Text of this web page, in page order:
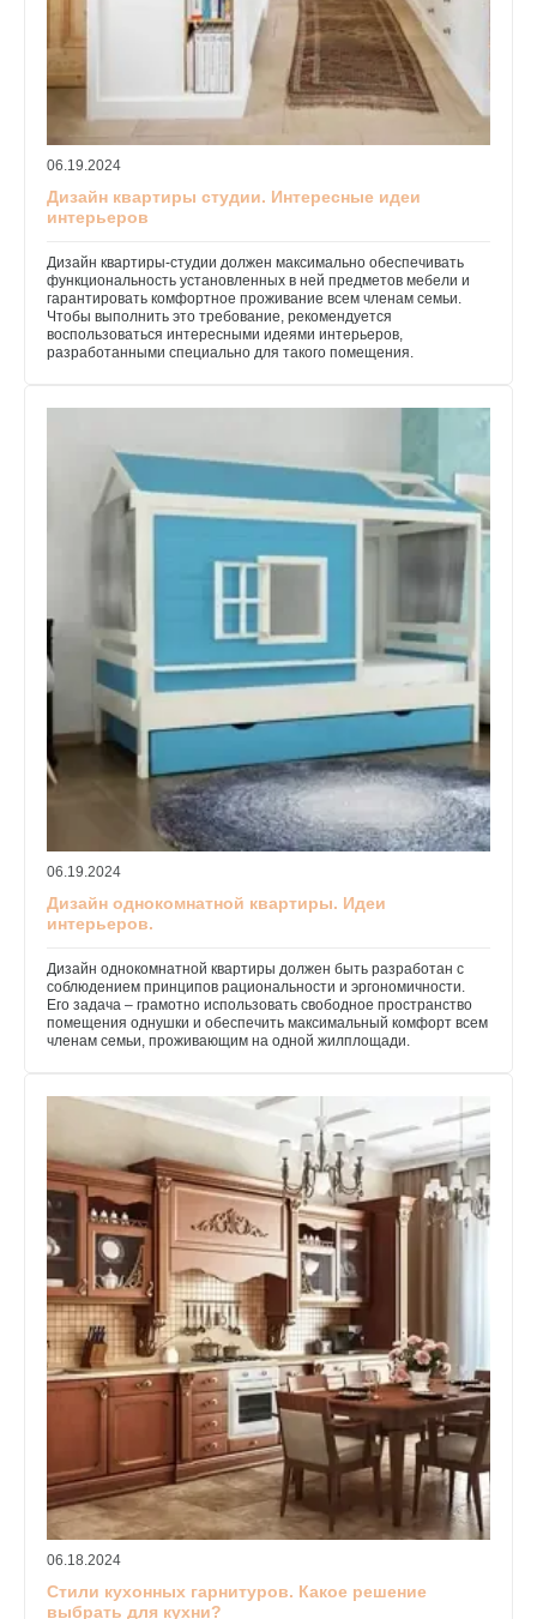
06.19.2024
Дизайн квартиры студии. Интересные идеи
интерьеров
Дизайн квартиры-студии должен максимально обеспечивать
функциональность установленных в ней предметов мебели и
гарантировать комфортное проживание всем членам семьи.
Чтобы выполнить это требование, рекомендуется
воспользоваться интересными идеями интерьеров,
разработанными специально для такого помещения.
06.19.2024
Дизайн однокомнатной квартиры. Идеи
интерьеров.
Дизайн однокомнатной квартиры должен быть разработан с
соблюдением принципов рациональности и эргономичности.
Его задача – грамотно использовать свободное пространство
помещения однушки и обеспечить максимальный комфорт всем
членам семьи, проживающим на одной жилплощади.
06.18.2024
Стили кухонных гарнитуров. Какое решение
выбрать для кухни?